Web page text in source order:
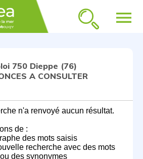
menu
750 Dieppe (76)
A CONSULTER
n'a renvoyé aucun résultat.
de :
des mots saisis
recherche avec des mots
des synonymes